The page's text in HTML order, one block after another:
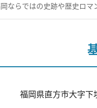
ならではの史跡や歴史ロ
福岡県直方市大字下